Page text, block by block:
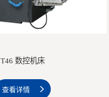
T46 数控机床
查看详情